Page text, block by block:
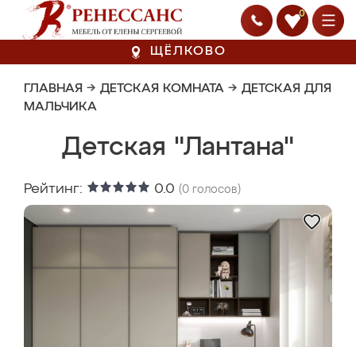
0
ЩЁЛКОВО
ГЛАВНАЯ → ДЕТСКАЯ КОМНАТА → ДЕТСКАЯ ДЛЯ
МАЛЬЧИКА
Детская "Лантана"
Рейтинг: 0.0 (0 голосов)